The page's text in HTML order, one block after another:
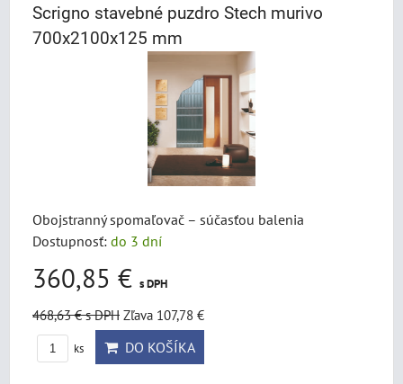
Scrigno stavebné puzdro Stech murivo
700x2100x125 mm
Obojstranný spomaľovač – súčasťou balenia
Dostupnosť: do 3 dní
360,85 € s DPH
468,63 €s DPH Zľava 107,78 €
ks DO KOŠÍKA